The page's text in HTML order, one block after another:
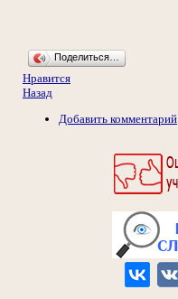
Поделиться…
Нравится
Назад
Добавить комментарий